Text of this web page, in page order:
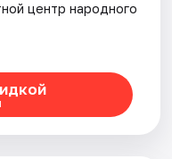
центр народного